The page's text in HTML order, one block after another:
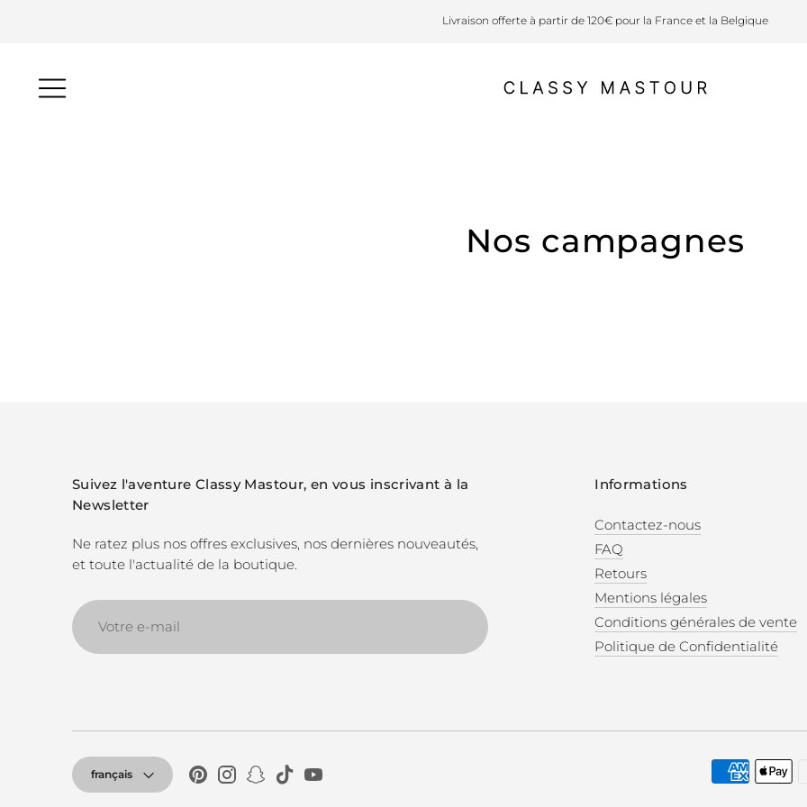
Livraison offerte à partir de 120€ pour la France et la Belgique
Nos campagnes
Suivez l'aventure Classy Mastour, en vous inscrivant à la
Newsletter
Ne ratez plus nos offres exclusives, nos dernières nouveautés,
et toute l'actualité de la boutique.
Votre
e-
mail
Informations
Contactez-nous
FAQ
Retours
Mentions légales
Conditions générales de vente
Politique de Confidentialité
Langue
français